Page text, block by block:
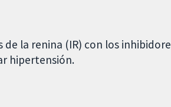
la renina (IR) con los
hipertensión.